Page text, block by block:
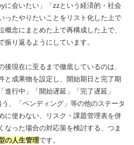
に会いたい」「zzという経済的・社会
ったやりたいことをリスト化した上で
概念にまとめた上で再構成した上で、
り返るようにしています。
後現在に至るまで徹底しているのは、
と成果物を設定し、開始期日と完了期
進行中」「開始遅延」「完了遅延」
う、「ペンディング」等の他のステータ
に使わない、リスク・課題管理表を併
なった場合の対応策を検討する、つま
の人生管理です。